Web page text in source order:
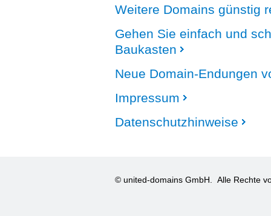
Weitere Domains günstig
Gehen Sie einfach und
Baukasten
Neue Domain-Endungen
Impressum
Datenschutzhinweise
© united-domains GmbH. Alle Rechte